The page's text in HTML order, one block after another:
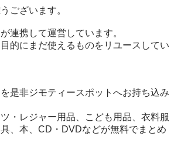
ございます。
連携して運営しています。
的にまだ使えるものをリユースしてい
是非ジモティースポットへお持ち込み
・レジャー用品、こども用品、衣料服
、本、CD・DVDなどが無料でまとめ